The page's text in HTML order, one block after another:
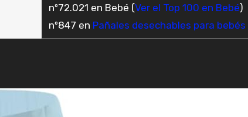
nº72.021 en Bebé (Ver el Top 100 en Bebé)
nº847 en Pañales desechables para bebés